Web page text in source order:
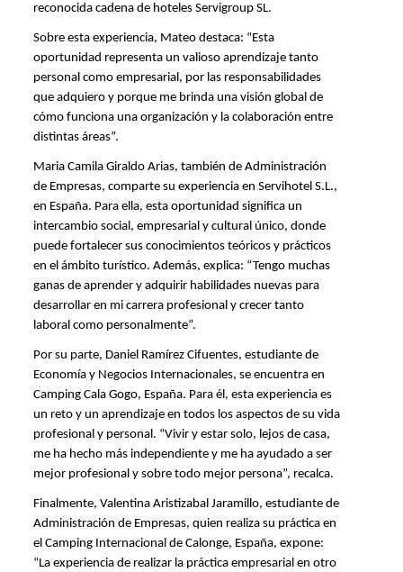
reconocida cadena de hoteles Servigroup SL.
Sobre esta experiencia, Mateo destaca: “Esta
oportunidad representa un valioso aprendizaje tanto
personal como empresarial, por las responsabilidades
que adquiero y porque me brinda una visión global de
cómo funciona una organización y la colaboración entre
distintas áreas”.
Maria Camila Giraldo Arias, también de Administración
de Empresas, comparte su experiencia en Servihotel S.L.,
en España. Para ella, esta oportunidad significa un
intercambio social, empresarial y cultural único, donde
puede fortalecer sus conocimientos teóricos y prácticos
en el ámbito turístico. Además, explica: “Tengo muchas
ganas de aprender y adquirir habilidades nuevas para
desarrollar en mi carrera profesional y crecer tanto
laboral como personalmente”.
Por su parte, Daniel Ramírez Cifuentes, estudiante de
Economía y Negocios Internacionales, se encuentra en
Camping Cala Gogo, España. Para él, esta experiencia es
un reto y un aprendizaje en todos los aspectos de su vida
profesional y personal. “Vivir y estar solo, lejos de casa,
me ha hecho más independiente y me ha ayudado a ser
mejor profesional y sobre todo mejor persona”, recalca.
Finalmente, Valentina Aristizabal Jaramillo, estudiante de
Administración de Empresas, quien realiza su práctica en
el Camping Internacional de Calonge, España, expone:
“La experiencia de realizar la práctica empresarial en otro